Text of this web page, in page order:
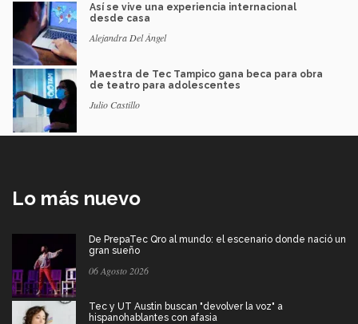
Así se vive una experiencia internacional
desde casa
Alejandra Del Ángel
Maestra de Tec Tampico gana beca para obra
de teatro para adolescentes
Julio Castillo
Lo más nuevo
De PrepaTec Qro al mundo: el escenario donde nació un
gran sueño
06 Agosto 2026
Tec y UT Austin buscan "devolver la voz" a
hispanohablantes con afasia